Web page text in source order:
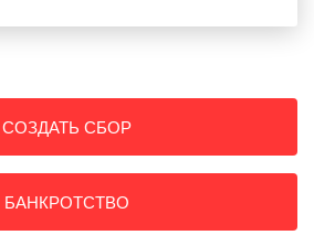
СОЗДАТЬ СБОР
БАНКРОТСТВО